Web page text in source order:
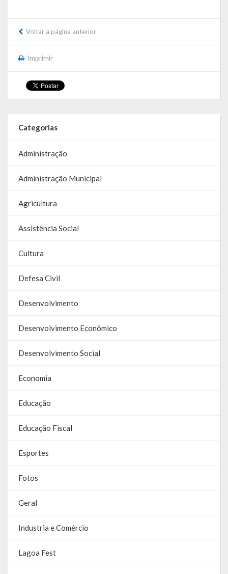
Prestação de Contas
RPPS
RREO
PPA
Emendas Parlament. EC 105 FNS
Emendas Parlamentares Federais
Convênios com o Estado
Emendas Parlamentares Estaduais
Transparência 2015
Voltar a página anterior
Imprimir
Categorias
Administração
Administração Municipal
Agricultura
Assistência Social
Cultura
Defesa Civil
Desenvolvimento
Desenvolvimento Econômico
Desenvolvimento Social
Economia
Educação
Educação Fiscal
Esportes
Fotos
Geral
Industria e Comércio
Lagoa Fest